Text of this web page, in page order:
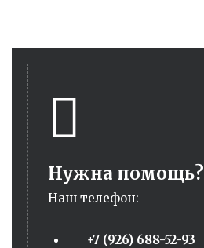
Нужна помощь?
Наш телефон:
+7 (926) 688-52-93